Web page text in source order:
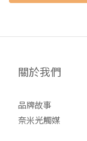
關於我們
品牌故事
奈米光觸媒